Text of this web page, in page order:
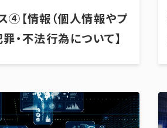
④【情報（個人情報やプ
・不法行為について】